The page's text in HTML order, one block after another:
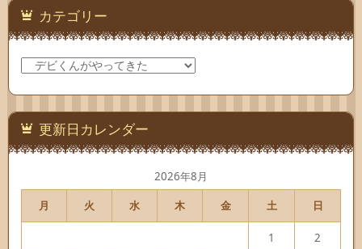
カテゴリー
テ
ゴ
ー 更新日カレンダー
2026年8月
月
火 水 木 金 土 日
1 2